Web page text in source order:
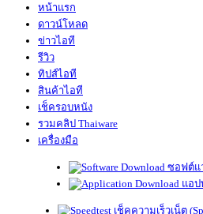
หน้าแรก
ดาวน์โหลด
ข่าวไอที
รีวิว
ทิปส์ไอที
สินค้าไอที
เช็ครอบหนัง
รวมคลิป Thaiware
เครื่องมือ
ซอฟต์แ
แอ
เช็คความเร็วเน็ต